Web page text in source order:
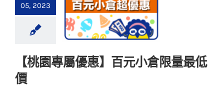
05, 2023
【桃園專屬優惠】百元小倉限量最低
價